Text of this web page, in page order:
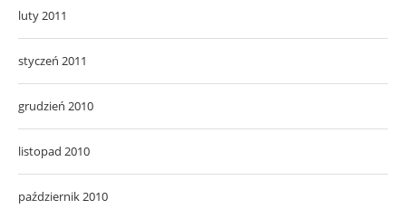
luty 2011
styczeń 2011
grudzień 2010
listopad 2010
październik 2010